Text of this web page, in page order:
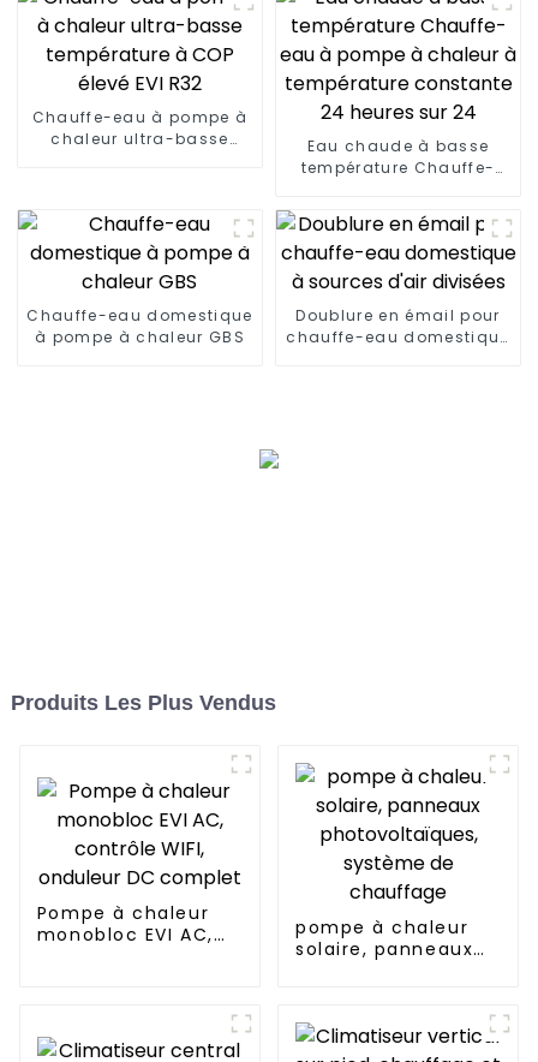
Chauffe-eau à pompe à
chaleur ultra-basse
Eau chaude à basse
température Chauffe-
température constante
24 heures sur 24
Chauffe-eau domestique
à pompe à chaleur GBS
Doublure en émail pour
chauffe-eau domestique
Produits Les Plus Vendus
Pompe à chaleur
monobloc EVI AC,
pompe à chaleur
solaire, panneaux